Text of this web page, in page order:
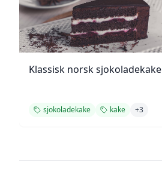
Klassisk norsk sjokoladekake
sjokoladekake kake +3